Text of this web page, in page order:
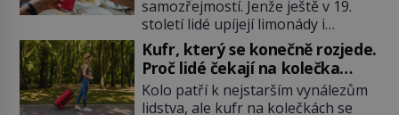
whiskey či klidně bourbonu
nepoužijete skotskou whisku. Co
se stane? Inu, koktejl bude stále
skvělý, ale už to nebude
Manhattan ale […]
samozřejmostí. Jenže ještě v 19.
století lidé upíjejí limonády i
koktejly dutými stébly žita nebo
žitné slámy. Fungují sice dobře,
mají ale jednu nepříjemnou
vlastnost po chvíli se rozmáčejí a
Kufr, který se konečně rozjede.
Proč lidé čekají na kolečka
téměř pět tisíc let?
Kolo patří k nejstarším vynálezům
lidstva, ale kufr na kolečkách se